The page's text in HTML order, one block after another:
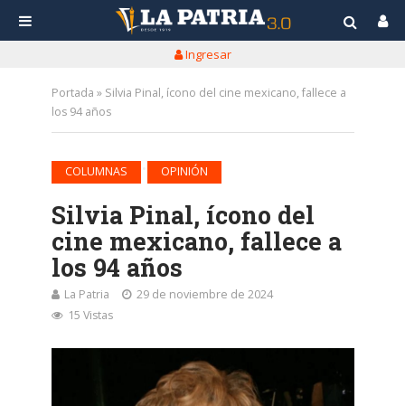
Ingresar
Portada » Silvia Pinal, ícono del cine mexicano, fallece a
los 94 años
COLUMNAS OPINIÓN
Silvia Pinal, ícono del
cine mexicano, fallece a
los 94 años
La Patria
29 de noviembre de 2024
15 Vistas